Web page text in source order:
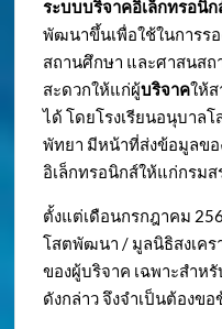
ระบบบริจาคอิเล็กทรอนิก
พัฒนาขึ้นเพื่อใช้ในการร
สถานศึกษา และศาสนสถ
สะดวกให้แก่ผู้บริจาคให้
ได้ โดยโรงเรียนอนุบาล
พัทยา มีหน้าที่ส่งข้อมูลข
อิเล็กทรอนิกส์ให้แก่กรมส
ตั้งแต่เดือนกรกฎาคม
โสตพัฒนา / มูลนิธิสงเคร
ของผู้บริจาค เฉพาะสำห
ดังกล่าว จึงจำเป็นต้องข